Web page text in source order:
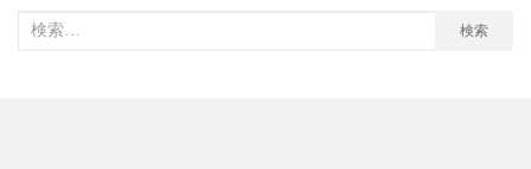
検
検索